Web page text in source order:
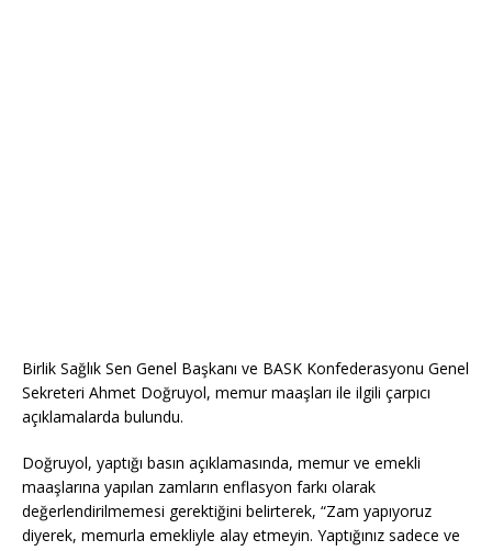
Birlik Sağlık Sen Genel Başkanı ve BASK Konfederasyonu Genel
Sekreteri Ahmet Doğruyol, memur maaşları ile ilgili çarpıcı
açıklamalarda bulundu.
Doğruyol, yaptığı basın açıklamasında, memur ve emekli
maaşlarına yapılan zamların enflasyon farkı olarak
değerlendirilmemesi gerektiğini belirterek, “Zam yapıyoruz
diyerek, memurla emekliyle alay etmeyin. Yaptığınız sadece ve